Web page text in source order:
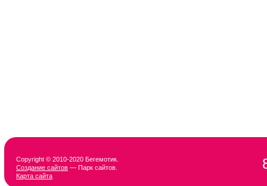
Copyright © 2010-2020 Бегемотик.
Создание сайтов — Парк сайтов.
Карта сайта